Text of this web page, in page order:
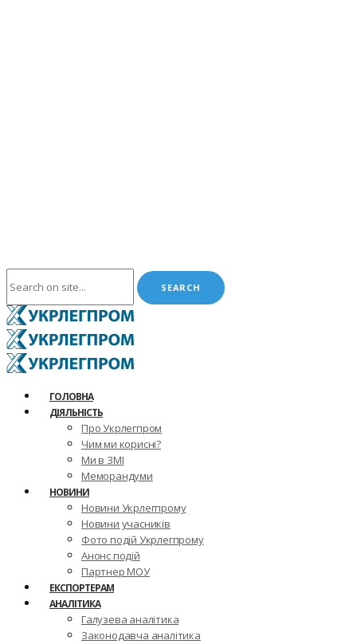
ГОЛОВНА
ДІЯЛЬНІСТЬ
Про Укрлегпром
Чим ми корисні?
Ми в ЗМІ
Меморандуми
НОВИНИ
Новини Укрлегпрому
Новини учасників
Фото подій Укрлегпрому
Анонс подій
Партнер МОУ
ЕКСПОРТЕРАМ
АНАЛІТИКА
Галузева аналітика
Законодавча аналітика